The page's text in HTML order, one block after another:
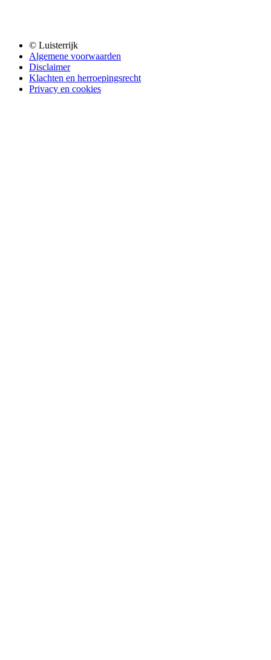
© Luisterrijk
Algemene voorwaarden
Disclaimer
Klachten en herroepingsrecht
Privacy en cookies